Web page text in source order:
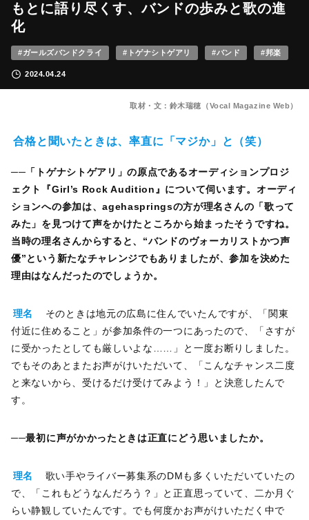
もとに語り尽くす、バンドの歩みと歌の進
化
#ガールズバンドクライ #トゲナシトゲアリ #バンド #邦楽
2024.04.24
取材・文：鈴木瑞穂（Vocal Magazine Web）
合格と聞いたときは、率直に「マジか」と（笑）
──「トゲナシトゲアリ」の原点であるオーディションプロジ
ェクト『Girl’s Rock Audition』について伺います。オーディ
ションへの参加は、agehaspringsの方が理名さんの「歌って
みた」を見つけて声をかけたところから始まったそうですね。
当時の理名さんからすると、“バンドのヴォーカリストかつ声
優”という新たなチャレンジでもありましたが、参加を決めた
理由はなんだったのでしょうか。
理名
そのときは地元の広島に住んでいたんですが、「関東
付近に住めること」が参加条件の一つにあったので、「さすが
に受かったとしても厳しいよな……」と一度お断りしました。
でもそのあとまたお声がけいただいて、「こんなチャンス二度
と来ないから、受けるだけ受けてみよう！」と決意したんで
す。
──最初に声がかかったときは正直にどう思いましたか。
理名
歌い手やライバー募集系のDMも多くいただいていたの
で、「これもどうなんだろう？」と正直思っていて、二か月ぐ
らい静観していたんです。でも何度かお声がけいただく中で